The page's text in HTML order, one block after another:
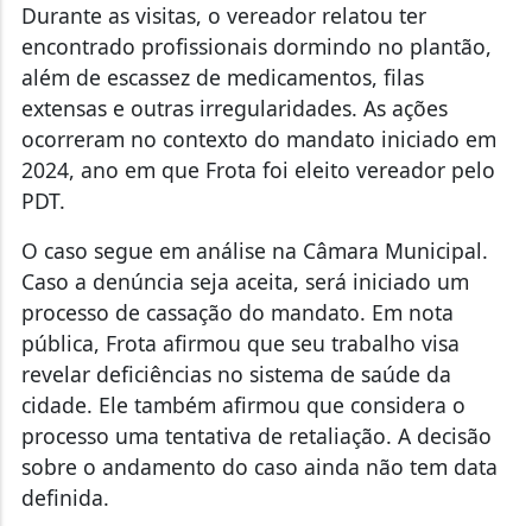
Durante as visitas, o vereador relatou ter
encontrado profissionais dormindo no plantão,
além de escassez de medicamentos, filas
extensas e outras irregularidades. As ações
ocorreram no contexto do mandato iniciado em
2024, ano em que Frota foi eleito vereador pelo
PDT.
O caso segue em análise na Câmara Municipal.
Caso a denúncia seja aceita, será iniciado um
processo de cassação do mandato. Em nota
pública, Frota afirmou que seu trabalho visa
revelar deficiências no sistema de saúde da
cidade. Ele também afirmou que considera o
processo uma tentativa de retaliação. A decisão
sobre o andamento do caso ainda não tem data
definida.